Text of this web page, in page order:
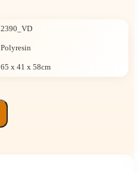
2390_VD
Polyresin
65 x 41 x 58cm